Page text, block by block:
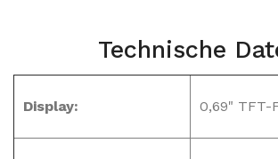
Technische
Display: 0,69" TFT-